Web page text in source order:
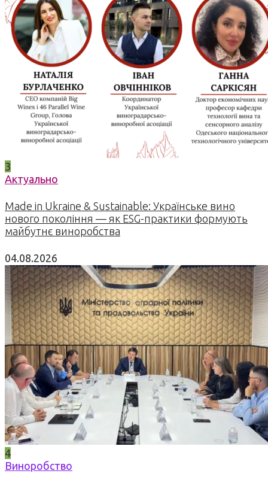
3
Актуально
Made in Ukraine & Sustainable: Українське вино
нового покоління — як ESG-практики формують
майбутнє виноробства
04.08.2026
4
Виноробство